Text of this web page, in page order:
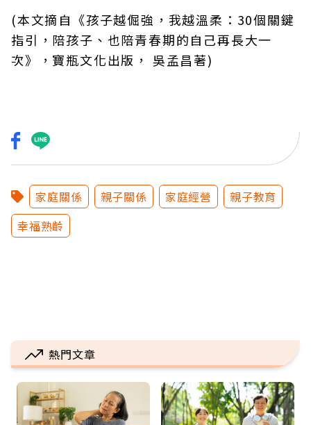
(本文摘自《孩子越倔強，我越溫柔：30個關鍵
指引，陪孩子、也陪青春期的自己再長大一
次》，寶瓶文化出版， 吳孟昌著)
家庭關係 親子關係 家庭經營
親子教育
幸福熟齡
熱門文章